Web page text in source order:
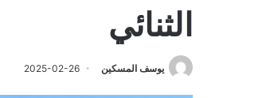
الثنائي
يوسف المسكين 2025-02-26